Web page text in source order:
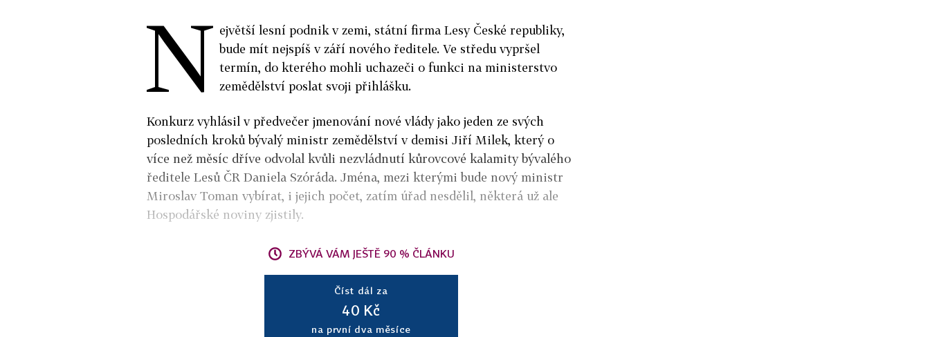
N ejvětší lesní podnik v zemi, státní firma Lesy České republiky,
bude mít nejspíš v září nového ředitele. Ve středu vypršel
termín, do kterého mohli uchazeči o funkci na ministerstvo
zemědělství poslat svoji přihlášku.
Konkurz vyhlásil v předvečer jmenování nové vlády jako jeden ze svých
posledních kroků bývalý ministr zemědělství v demisi Jiří Milek, který o
více než měsíc dříve odvolal kvůli nezvládnutí kůrovcové kalamity bývalého
ředitele Lesů ČR Daniela Szóráda. Jména, mezi kterými bude nový ministr
Miroslav Toman vybírat, i jejich počet, zatím úřad nesdělil, některá už ale
Hospodářské noviny zjistily.
ZBÝVÁ VÁM JEŠTĚ 90 % ČLÁNKU
Číst dál za
40 Kč
na první dva měsíce